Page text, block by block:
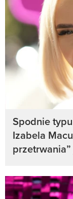
Spodnie
Izabela